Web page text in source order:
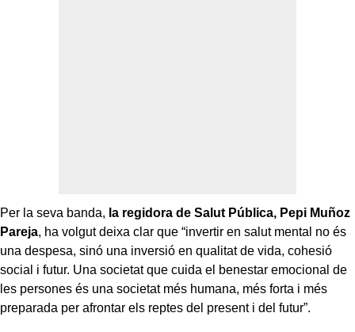
Per la seva banda, la regidora de Salut Pública, Pepi Muñoz
Pareja, ha volgut deixa clar que “invertir en salut mental no és
una despesa, sinó una inversió en qualitat de vida, cohesió
social i futur. Una societat que cuida el benestar emocional de
les persones és una societat més humana, més forta i més
preparada per afrontar els reptes del present i del futur”.